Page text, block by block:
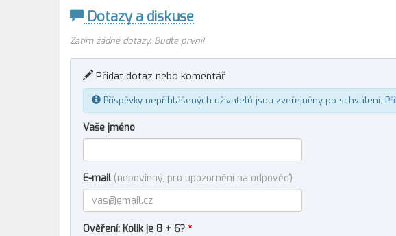
Dotazy a diskuse
Zatím žádné dotazy. Buďte první!
Přidat dotaz nebo komentář
Příspěvky nepřihlášených uživatelů jsou zveřejněny po schválení.
Vaše jméno
E-mail (nepovinný, pro upozornění na odpověď)
Ověření: Kolik je 8 + 6? *